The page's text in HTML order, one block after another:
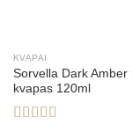
KVAPAI
Sorvella Dark Amber
kvapas 120ml